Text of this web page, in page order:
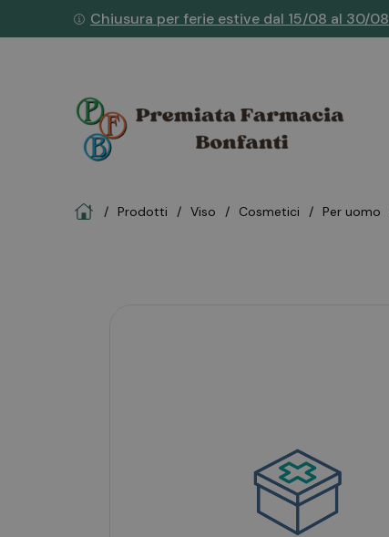
Chiusura per ferie estive dal 15/08 al 30/08
HomeProdotti viso cosmetici per uomo